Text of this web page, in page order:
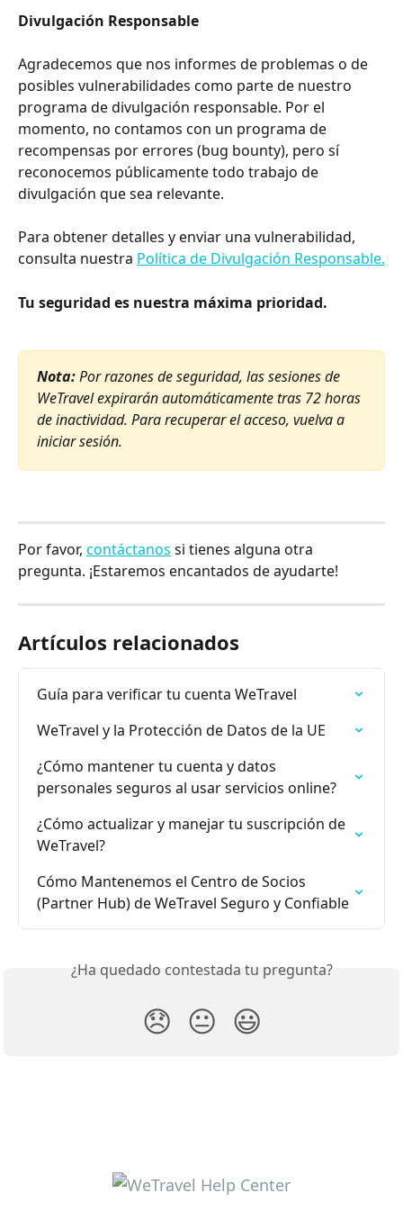
Divulgación Responsable
Agradecemos que nos informes de problemas o de
posibles vulnerabilidades como parte de nuestro
programa de divulgación responsable. Por el
momento, no contamos con un programa de
recompensas por errores (bug bounty), pero sí
reconocemos públicamente todo trabajo de
divulgación que sea relevante.
Para obtener detalles y enviar una vulnerabilidad,
consulta nuestra Política de Divulgación Responsable.
Tu seguridad es nuestra máxima prioridad.
Nota: Por razones de seguridad, las sesiones de
WeTravel expirarán automáticamente tras 72 horas
de inactividad. Para recuperar el acceso, vuelva a
iniciar sesión.
Por favor, contáctanos si tienes alguna otra
pregunta. ¡Estaremos encantados de ayudarte!
Artículos relacionados
Guía para verificar tu cuenta WeTravel
WeTravel y la Protección de Datos de la UE
¿Cómo mantener tu cuenta y datos
personales seguros al usar servicios online?
¿Cómo actualizar y manejar tu suscripción de
WeTravel?
Cómo Mantenemos el Centro de Socios
(Partner Hub) de WeTravel Seguro y Confiable
¿Ha quedado contestada tu pregunta?
😞 😐 😃